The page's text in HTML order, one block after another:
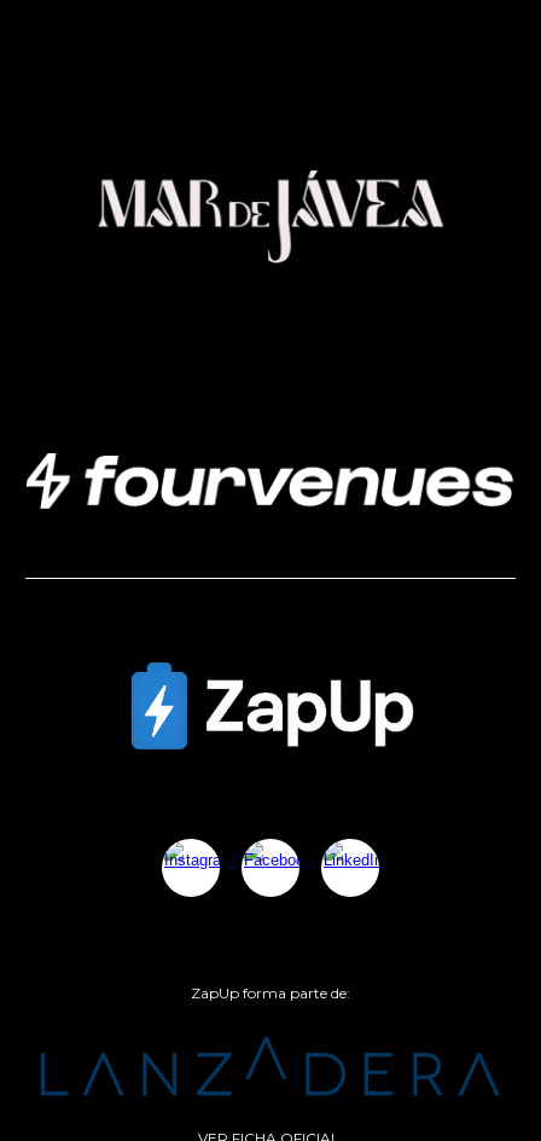
ZapUp forma parte de: